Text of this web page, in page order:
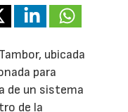
ubicada
para
de un sistema
de la